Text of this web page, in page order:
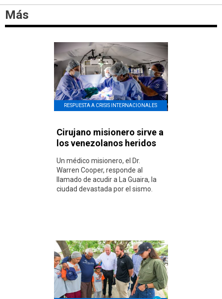
Más
RESPUESTA A CRISIS INTERNACIONALES
Cirujano misionero sirve a
los venezolanos heridos
Un médico misionero, el Dr.
Warren Cooper, responde al
llamado de acudir a La Guaira, la
ciudad devastada por el sismo.